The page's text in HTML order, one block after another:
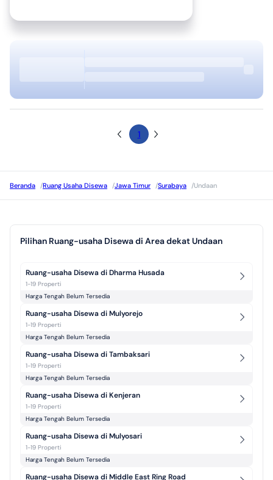
1
Beranda /Ruang Usaha Disewa /Jawa Timur /Surabaya /Undaan
Pilihan Ruang-usaha Disewa di Area dekat Undaan
Ruang-usaha Disewa di Dharma Husada
1-19 Properti
Harga Tengah Belum Tersedia
Ruang-usaha Disewa di Mulyorejo
1-19 Properti
Harga Tengah Belum Tersedia
Ruang-usaha Disewa di Tambaksari
1-19 Properti
Harga Tengah Belum Tersedia
Ruang-usaha Disewa di Kenjeran
1-19 Properti
Harga Tengah Belum Tersedia
Ruang-usaha Disewa di Mulyosari
1-19 Properti
Harga Tengah Belum Tersedia
Ruang-usaha Disewa di Middle East Ring Road